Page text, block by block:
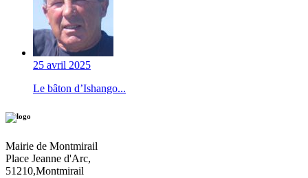
25 avril 2025
Le bâton d’Ishango...
Mairie de Montmirail
Place Jeanne d'Arc,
51210,Montmirail